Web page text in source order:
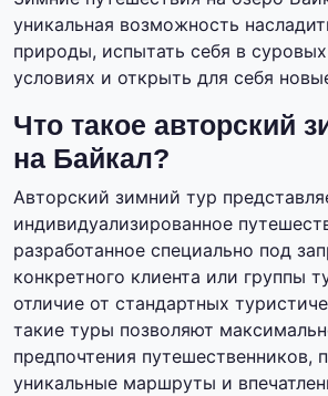
уникальная возможность
природы, испытать себя в
условиях и открыть для себя
Что такое авторский
на Байкал?
Авторский зимний тур
индивидуализированное
разработанное специально под
конкретного клиента или группы
отличие от стандартных
такие туры позволяют
предпочтения путешественников,
уникальные маршруты и